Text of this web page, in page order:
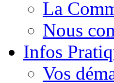
La
Nous
Infos
Vos